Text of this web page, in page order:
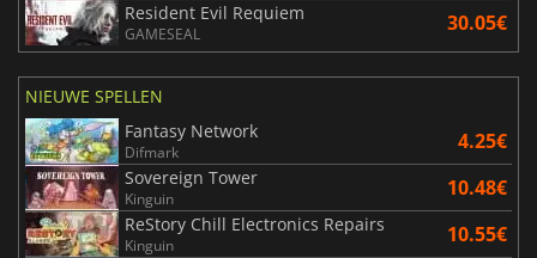
Resident Evil Requiem
GAMESEAL 30.05€
NIEUWE SPELLEN
Fantasy Network
Difmark 4.25€
Sovereign Tower
Kinguin 10.48€
ReStory Chill Electronics Repairs
Kinguin 10.55€